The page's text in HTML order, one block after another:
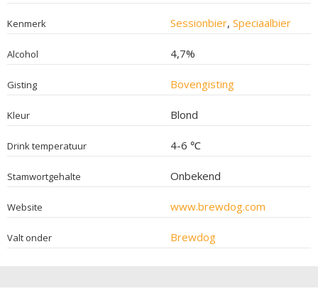
Kenmerk Sessionbier, Speciaalbier
Alcohol 4,7%
Gisting Bovengisting
Kleur Blond
Drink temperatuur 4-6 ℃
Stamwortgehalte Onbekend
Website www.brewdog.com
Valt onder Brewdog